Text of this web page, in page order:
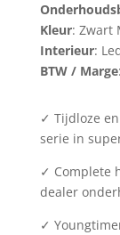
Kleur: Zwart
Interieur:
BTW / Marge
✓ Tijdloze
serie in
✓ Complete
dealer
✓